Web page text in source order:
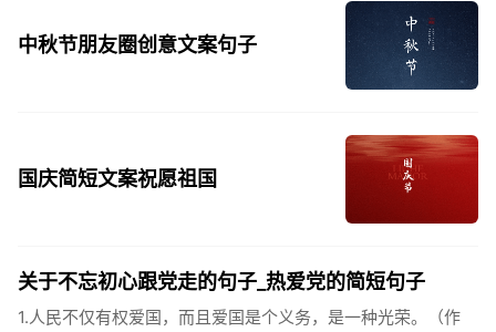
中秋节朋友圈创意文案句子
国庆简短文案祝愿祖国
关于不忘初心跟党走的句子_热爱党的简短句子
1.人民不仅有权爱国，而且爱国是个义务，是一种光荣。（作